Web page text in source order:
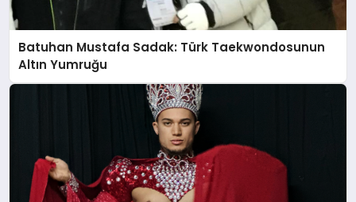
Batuhan Mustafa Sadak: Türk Taekwondosunun
Altın Yumruğu